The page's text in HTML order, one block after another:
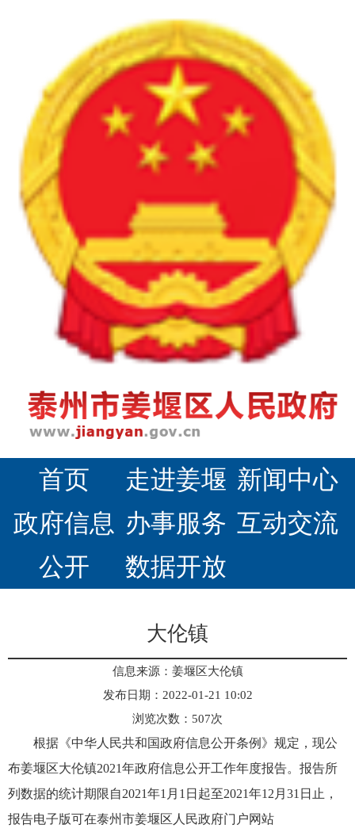
首页 走进姜堰 新闻中心
政府信息
公开
办事服务 互动交流
数据开放
大伦镇
信息来源：姜堰区大伦镇
发布日期：2022-01-21 10:02
浏览次数： 507次
根据《中华人民共和国政府信息公开条例》规定，现公
布姜堰区大伦镇2021年政府信息公开工作年度报告。报告所
列数据的统计期限自2021年1月1日起至2021年12月31日止，
报告电子版可在泰州市姜堰区人民政府门户网站